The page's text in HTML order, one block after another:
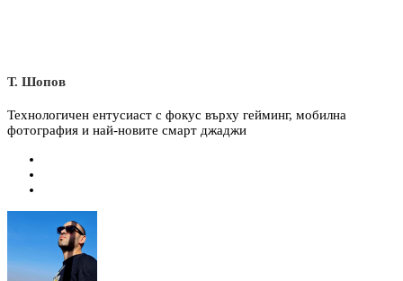
Т. Шопов
Технологичен ентусиаст с фокус върху гейминг, мобилна
фотография и най-новите смарт джаджи